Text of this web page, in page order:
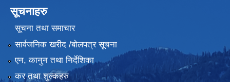
सूचनाहरु
सूचना तथा समाचार
सार्वजनिक खरीद /बोलपत्र सूचना
एन, कानुन तथा निर्देशिका
कर तथा शुल्कहरु